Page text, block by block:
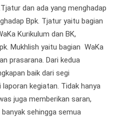
dan ada yang menghadap
Bpk. Tjatur yaitu bagian
Kurikulum dan BK,
Mukhlish yaitu bagian WaKa
prasarana. Dari kedua
baik dari segi
kegiatan. Tidak hanya
juga memberikan saran,
sehingga semua